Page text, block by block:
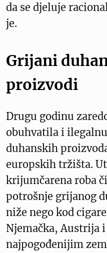
da se djeluje
je.
Grijani
proizvodi
Drugu godinu
obuhvatila i
duhanskih
europskih tržišta.
krijumčarena roba
potrošnje grijanog
niže nego kod
Njemačka, Austrija
najpogođenijim